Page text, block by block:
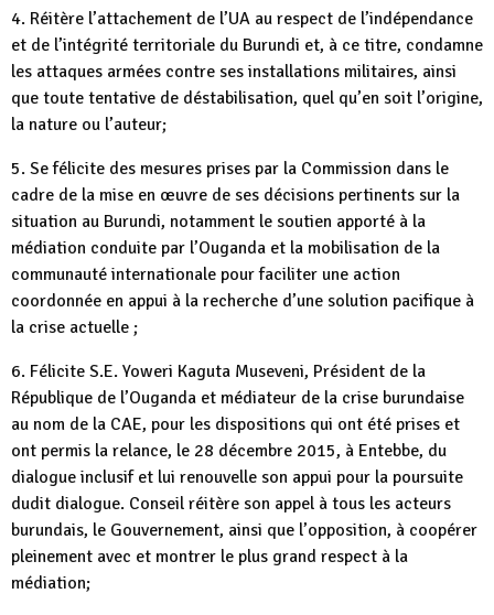
4. Réitère l’attachement de l’UA au respect de l’indépendance
et de l’intégrité territoriale du Burundi et, à ce titre, condamne
les attaques armées contre ses installations militaires, ainsi
que toute tentative de déstabilisation, quel qu’en soit l’origine,
la nature ou l’auteur;
5. Se félicite des mesures prises par la Commission dans le
cadre de la mise en œuvre de ses décisions pertinents sur la
situation au Burundi, notamment le soutien apporté à la
médiation conduite par l’Ouganda et la mobilisation de la
communauté internationale pour faciliter une action
coordonnée en appui à la recherche d’une solution pacifique à
la crise actuelle ;
6. Félicite S.E. Yoweri Kaguta Museveni, Président de la
République de l’Ouganda et médiateur de la crise burundaise
au nom de la CAE, pour les dispositions qui ont été prises et
ont permis la relance, le 28 décembre 2015, à Entebbe, du
dialogue inclusif et lui renouvelle son appui pour la poursuite
dudit dialogue. Conseil réitère son appel à tous les acteurs
burundais, le Gouvernement, ainsi que l’opposition, à coopérer
pleinement avec et montrer le plus grand respect à la
médiation;